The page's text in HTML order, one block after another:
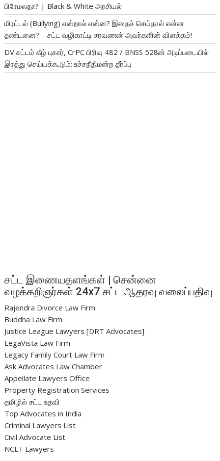
பிரேமலதா? | Black & White அரசியல்
மிரட்டல் (Bullying) என்றால் என்ன? இதைச் செய்தால் என்ன
தண்டனை? – சட்ட வழிகாட்டி சரவணன் அவர்களின் விளக்கம்!
DV சட்டம் கீழ் புகார், CrPC பிரிவு 482 / BNSS 528ன் அடிப்படையில்
இரத்து செய்யக்கூடும்: உச்சநீதிமன்ற தீர்ப்பு
சட்ட இணையதளங்கள் | சென்னை
வழக்கறிஞர்கள் 24x7 சட்ட ஆதரவு வலைப்பதிவு
Rajendra Divorce Law Firm
Buddha Law Firm
Justice League Lawyers [DRT Advocates]
LegaVista Law Firm
Legacy Family Court Law Firm
Ask Advocates Law Chamber
Appellate Lawyers Office
Property Registration Services
தமிழில் சட்ட உதவி
Top Advocates in India
Criminal Lawyers List
Civil Advocate List
NCLT Lawyers